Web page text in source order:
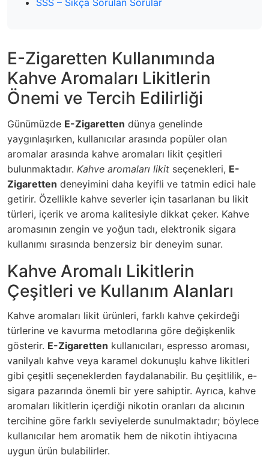
SSS – Sıkça Sorulan Sorular
E-Zigaretten Kullanımında
Kahve Aromaları Likitlerin
Önemi ve Tercih Edilirliği
Günümüzde E-Zigaretten dünya genelinde
yaygınlaşırken, kullanıcılar arasında popüler olan
aromalar arasında kahve aromaları likit çeşitleri
bulunmaktadır. Kahve aromaları likit seçenekleri, E-
Zigaretten deneyimini daha keyifli ve tatmin edici hale
getirir. Özellikle kahve severler için tasarlanan bu likit
türleri, içerik ve aroma kalitesiyle dikkat çeker. Kahve
aromasının zengin ve yoğun tadı, elektronik sigara
kullanımı sırasında benzersiz bir deneyim sunar.
Kahve Aromalı Likitlerin
Çeşitleri ve Kullanım Alanları
Kahve aromaları likit ürünleri, farklı kahve çekirdeği
türlerine ve kavurma metodlarına göre değişkenlik
gösterir. E-Zigaretten kullanıcıları, espresso aroması,
vanilyalı kahve veya karamel dokunuşlu kahve likitleri
gibi çeşitli seçeneklerden faydalanabilir. Bu çeşitlilik, e-
sigara pazarında önemli bir yere sahiptir. Ayrıca, kahve
aromaları likitlerin içerdiği nikotin oranları da alıcının
tercihine göre farklı seviyelerde sunulmaktadır; böylece
kullanıcılar hem aromatik hem de nikotin ihtiyacına
uygun ürün bulabilirler.